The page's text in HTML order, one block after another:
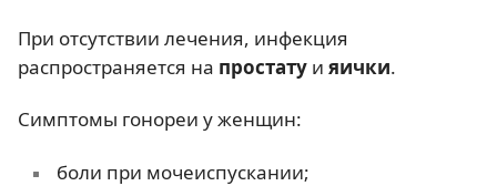
При отсутствии лечения, инфекция
распространяется на простату и яички.
Симптомы гонореи у женщин:
боли при мочеиспускании;